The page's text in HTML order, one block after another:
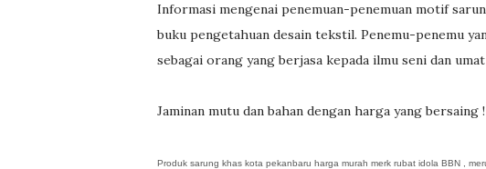
Informasi mengenai penemuan-penemuan motif
buku pengetahuan desain tekstil. Penemu-penemu
sebagai orang yang berjasa kepada ilmu seni dan umat
Jaminan mutu dan bahan dengan harga yang bersaing !
Produk sarung khas kota pekanbaru harga murah merk rubat idola BBN ,